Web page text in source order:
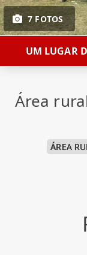
7 FOTOS
UM LUGAR
Área
ÁREA